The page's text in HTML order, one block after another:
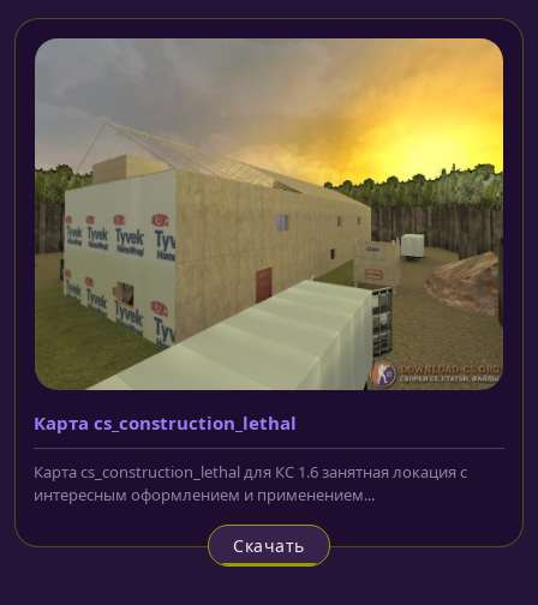
Карта cs_construction_lethal
Карта cs_construction_lethal для КС 1.6 занятная локация с
интересным оформлением и применением...
Скачать